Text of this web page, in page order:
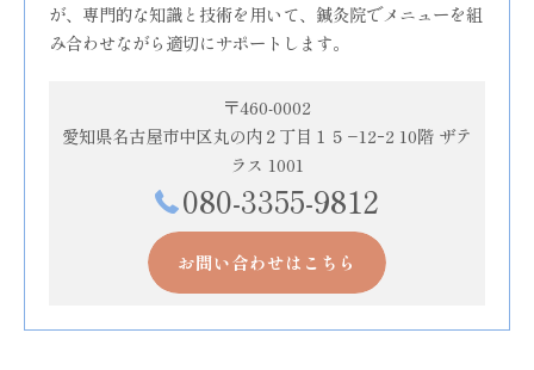
が、専門的な知識と技術を用いて、鍼灸院でメニューを組
み合わせながら適切にサポートします。
〒460-0002
愛知県名古屋市中区丸の内２丁目１５−12ｰ2 10階 ザテ
ラス 1001
080-3355-9812
お問い合わせはこちら